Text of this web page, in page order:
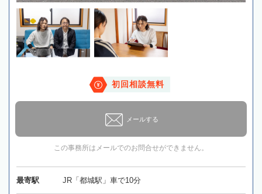
初回相談無料
メールする
この事務所はメールでのお問合せができません。
最寄駅 JR「都城駅」車で10分